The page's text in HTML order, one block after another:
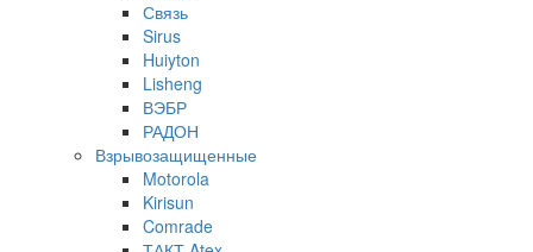
Связь
Sirus
Huiyton
Lisheng
ВЭБР
РАДОН
Взрывозащищенные
Motorola
Kirisun
Comrade